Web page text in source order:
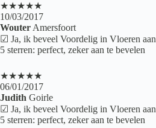
★★★★★
10/03/2017
Wouter Amersfoort
☑ Ja, ik beveel Voordelig in Vloeren aan
5 sterren: perfect, zeker aan te bevelen
★★★★★
06/01/2017
Judith Goirle
☑ Ja, ik beveel Voordelig in Vloeren aan
5 sterren: perfect, zeker aan te bevelen